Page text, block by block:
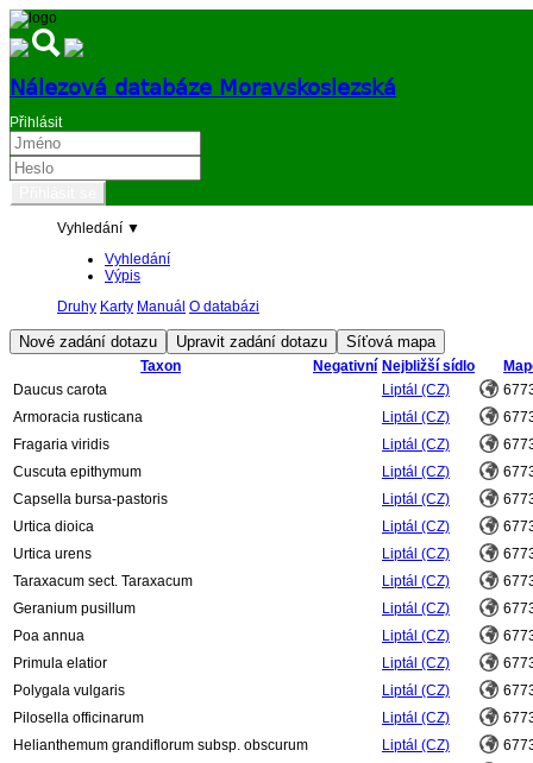
Nálezová databáze Moravskoslezská
Přihlásit
Vyhledání ▼
Vyhledání
Výpis
Druhy Karty Manuál O databázi
Taxon Negativní Nejbližší sídlo
Daucus carota
Liptál (CZ)
Armoracia rusticana
Liptál (CZ)
Fragaria viridis
Liptál (CZ)
Cuscuta epithymum
Liptál (CZ)
Capsella bursa-pastoris
Liptál (CZ)
Urtica dioica
Liptál (CZ)
Urtica urens
Liptál (CZ)
Taraxacum sect. Taraxacum
Liptál (CZ)
Geranium pusillum
Liptál (CZ)
Poa annua
Liptál (CZ)
Primula elatior
Liptál (CZ)
Polygala vulgaris
Liptál (CZ)
Pilosella officinarum
Liptál (CZ)
Helianthemum grandiflorum subsp. obscurum
Liptál (CZ)